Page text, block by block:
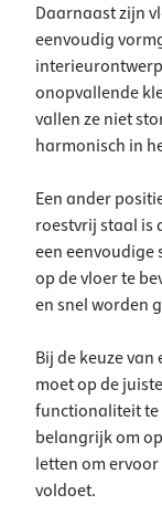
Daarnaast zijn
eenvoudig
onopvallende
vallen ze niet
harmonisch in
Een ander
roestvrij staal is
een eenvoudige
op de vloer te
en snel worden
Bij de keuze
moet op de
functionaliteit te
belangrijk om
letten om
voldoet.